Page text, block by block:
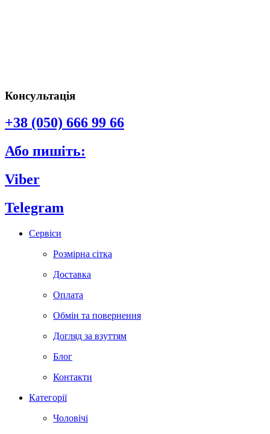
Консультація
+38 (050) 666 99 66
Або пишіть:
Viber
Telegram
Сервіси
Розмірна сітка
Доставка
Оплата
Обмін та повернення
Догляд за взуттям
Блог
Контакти
Категорії
Чоловічі